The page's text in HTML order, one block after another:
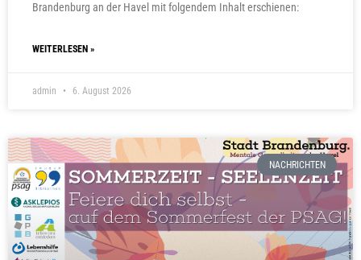
Brandenburg an der Havel mit folgendem Inhalt erschienen:
WEITERLESEN »
admin 6. August 2026
NACHRICHTEN